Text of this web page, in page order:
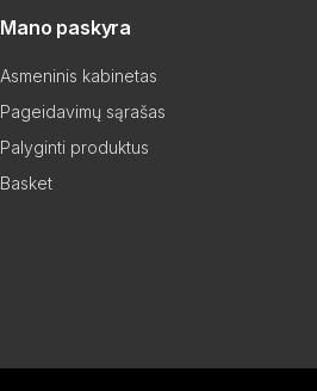
Mano paskyra
Asmeninis kabinetas
Pageidavimų sąrašas
Palyginti produktus
Basket